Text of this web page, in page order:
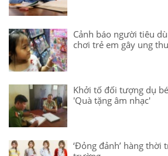
Cảnh báo người tiêu
chơi trẻ em gây ung
Khởi tố đối tượng dụ
'Quà tặng âm nhạc'
‘Đỏng đảnh’ hàng